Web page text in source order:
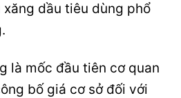
dầu tiêu dùng phổ
là mốc đầu tiên cơ quan
bố giá cơ sở đối với